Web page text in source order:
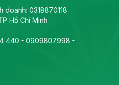
doanh: 0318870118
Hồ Chí Minh
440 - 0909807998 -